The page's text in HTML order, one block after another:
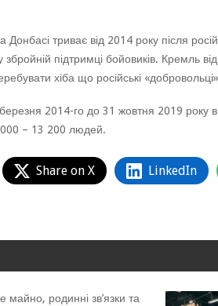
триває від 2014 року після
підтримці бойовиків. Кремль
хіба що російські
2014-го до 31 жовтня 2019 року
000 – 13 200 людей.
Share on X LinkedIn
майно, родинні зв’язки та